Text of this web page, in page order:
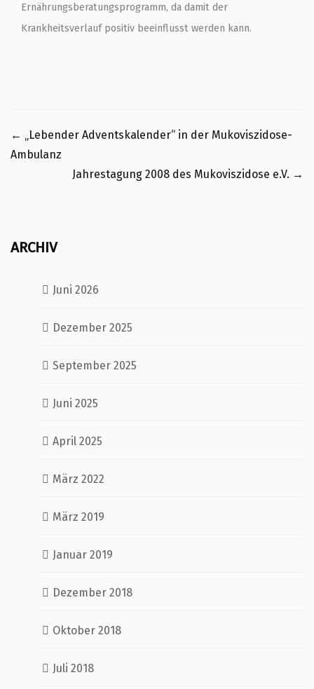
Ernährungsberatungsprogramm, da damit der
Krankheitsverlauf positiv beeinflusst werden kann.
← „Lebender Adventskalender“ in der Mukoviszidose-
Ambulanz
Jahrestagung 2008 des Mukoviszidose e.V. →
ARCHIV
Juni 2026
Dezember 2025
September 2025
Juni 2025
April 2025
März 2022
März 2019
Januar 2019
Dezember 2018
Oktober 2018
Juli 2018